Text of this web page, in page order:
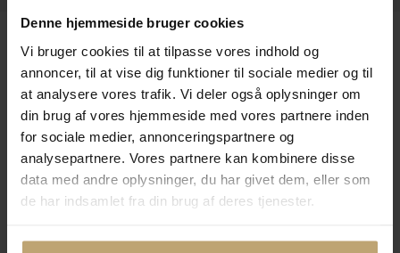
Denne hjemmeside bruger cookies
Vi bruger cookies til at tilpasse vores indhold og
annoncer, til at vise dig funktioner til sociale medier og til
at analysere vores trafik. Vi deler også oplysninger om
din brug af vores hjemmeside med vores partnere inden
for sociale medier, annonceringspartnere og
analysepartnere. Vores partnere kan kombinere disse
data med andre oplysninger, du har givet dem, eller som
de har indsamlet fra din brug af deres tjenester.
Leveringsmuligheder
Betalingsmuligheder
Sikker Og Tryg E-Handel